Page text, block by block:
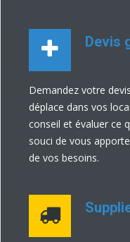
Devis
Demandez votre
déplace dans vos
conseil et évaluer ce
souci de vous
de vos besoins.